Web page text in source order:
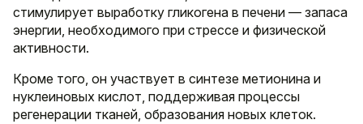
стимулирует выработку гликогена в печени — запаса
энергии, необходимого при стрессе и физической
активности.
Кроме того, он участвует в синтезе метионина и
нуклеиновых кислот, поддерживая процессы
регенерации тканей, образования новых клеток.